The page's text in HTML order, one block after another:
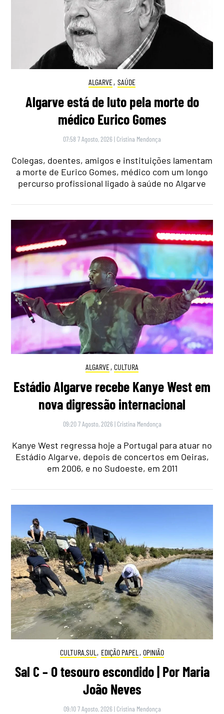
ALGARVE, SAÚDE
Algarve está de luto pela morte do
médico Eurico Gomes
07:58 7 Agosto, 2026 | Cristina Mendonça
Colegas, doentes, amigos e instituições lamentam
a morte de Eurico Gomes, médico com um longo
percurso profissional ligado à saúde no Algarve
ALGARVE, CULTURA
Estádio Algarve recebe Kanye West em
nova digressão internacional
09:20 7 Agosto, 2026 | Cristina Mendonça
Kanye West regressa hoje a Portugal para atuar no
Estádio Algarve, depois de concertos em Oeiras,
em 2006, e no Sudoeste, em 2011
CULTURA.SUL , EDIÇÃO PAPEL , OPINIÃO
Sal C – O tesouro escondido | Por Maria
João Neves
09:10 7 Agosto, 2026 | Cristina Mendonça